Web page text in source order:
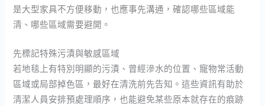
是大型家具不方便移動，也應事先溝通，確認哪些區域能
清、哪些區域需要避開。
先標記特殊污漬與敏感區域
若地毯上有特別明顯的污漬、曾經滲水的位置、寵物常活動
區域或局部掉色區，最好在清洗前先告知。這些資訊有助於
清潔人員安排預處理順序，也能避免某些原本就存在的痕跡